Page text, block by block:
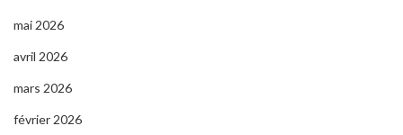
mai 2026
avril 2026
mars 2026
février 2026